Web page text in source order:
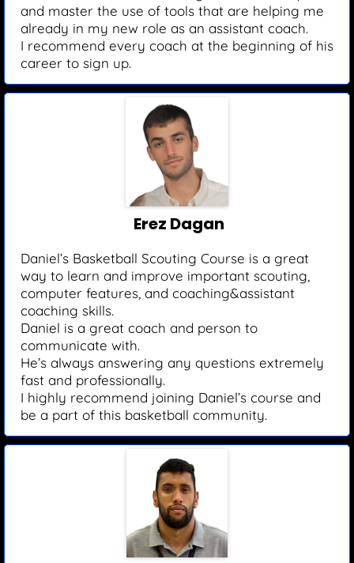
and master the use of tools that are helping me
already in my new role as an assistant coach.
I recommend every coach at the beginning of his
career to sign up.
Erez Dagan
Daniel’s Basketball Scouting Course is a great
way to learn and improve important scouting,
computer features, and coaching&assistant
coaching skills.
Daniel is a great coach and person to
communicate with.
He’s always answering any questions extremely
fast and professionally.
I highly recommend joining Daniel’s course and
be a part of this basketball community.